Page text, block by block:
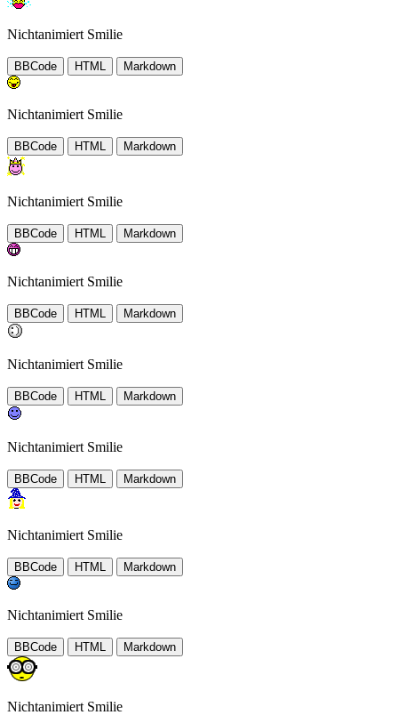
Nichtanimiert Smilie
BBCode HTML Markdown
Nichtanimiert Smilie
BBCode HTML Markdown
Nichtanimiert Smilie
BBCode HTML Markdown
Nichtanimiert Smilie
BBCode HTML Markdown
Nichtanimiert Smilie
BBCode HTML Markdown
Nichtanimiert Smilie
BBCode HTML Markdown
Nichtanimiert Smilie
BBCode HTML Markdown
Nichtanimiert Smilie
BBCode HTML Markdown
Nichtanimiert Smilie